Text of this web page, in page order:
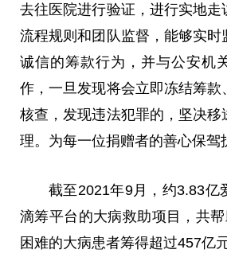
去往医院进行验证，进行实地走
流程规则和团队监督，能够实时
诚信的筹款行为，并与公安机
作，一旦发现将会立即冻结筹款
核查，发现违法犯罪的，坚决移
理。为每一位捐赠者的善心保驾
截至2021年9月，约3.83亿
滴筹平台的大病救助项目，共
困难的大病患者筹得超过457亿